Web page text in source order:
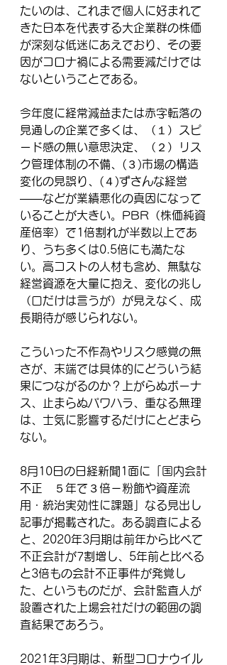
たいのは、これまで個人に好まれて
きた日本を代表する大企業群の株価
が深刻な低迷にあえでおり、その要
因がコロナ禍による需要減だけでは
ないということである。
今年度に経常減益または赤字転落の
見通しの企業で多くは、（１）スピ
ード感の無い意思決定、（２）リス
ク管理体制の不備、(３)市場の構造
変化の見誤り、(４)ずさんな経営
――などが業績悪化の真因になって
いることが大きい。PBR（株価純資
産倍率）で1倍割れが半数以上であ
り、うち多くは0.5倍にも満たな
い。高コストの人材も含め、無駄な
経営資源を大量に抱え、変化の兆し
（口だけは言うが）が見えなく、成
長期待が感じられない。
こういった不作為やリスク感覚の無
さが、末端では具体的にどういう結
果につながるのか？上がらぬボーナ
ス、止まらぬパワハラ、重なる無理
は、士気に影響するだけにとどまら
ない。
8月10日の日経新聞1面に「国内会計
不正　５年で３倍－粉飾や資産流
用・統治実効性に課題」なる見出し
記事が掲載された。ある調査による
と、2020年3月期は前年から比べて
不正会計が7割増し、5年前と比べる
と3倍もの会計不正事件が発覚し
た、というものだが、会計監査人が
設置された上場会社だけの範囲の調
査結果であろう。
2021年3月期は、新型コロナウイル